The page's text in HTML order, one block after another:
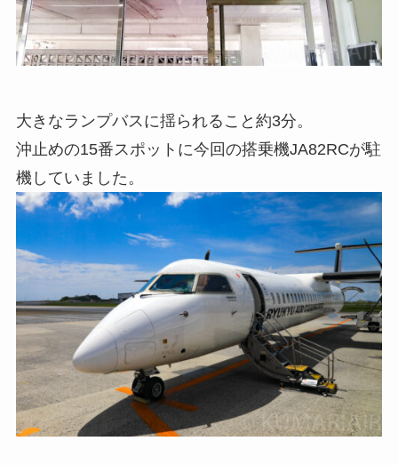
大きなランプバスに揺られること約3分。
沖止めの15番スポットに今回の搭乗機JA82RCが駐
機していました。